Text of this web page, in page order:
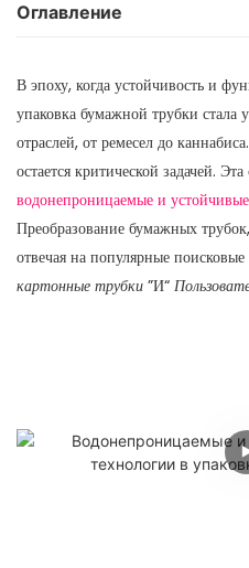
Оглавление
В эпоху, когда устойчивость и
упаковка бумажной трубки
отраслей, от ремесел до
остается критической задачей.
водонепроницаемые и
Преобразование бумажных
отвечая на популярные поисковые
картонные трубки ”И“